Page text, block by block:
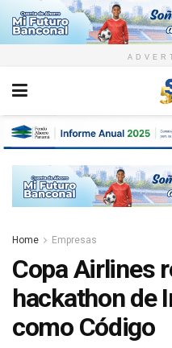
Home Empresas
Copa Airlines
hackathon de
como Código